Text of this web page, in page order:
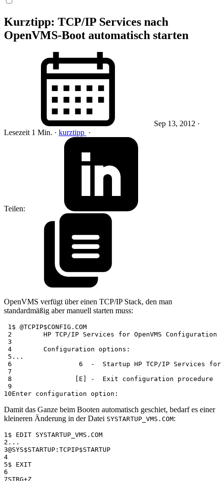
Kurztipp: TCP/IP Services nach
OpenVMS-Boot automatisch starten
Sep 13, 2012 ·
Lesezeit 1 Min. · kurztipp ·
Teilen:
OpenVMS verfügt über einen TCP/IP Stack, den man
standardmäßig aber manuell starten muss:
1
2
3
4
5
6
7
8
9
10
Damit das Ganze beim Booten automatisch geschiet, bedarf es einer
kleineren Änderung in der Datei SYSTARTUP_VMS.COM:
1
2
3
4
5
6
7